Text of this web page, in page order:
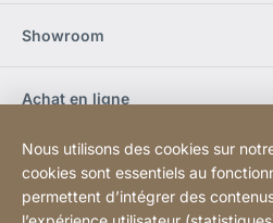
Showroom
Achat en ligne
Nous utilisons des cookies sur
cookies sont essentiels au
permettent d’intégrer des